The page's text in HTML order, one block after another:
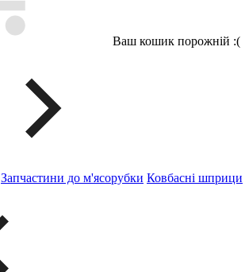
Ваш кошик порожній :(
Запчастини до м'ясорубки Ковбасні шприци